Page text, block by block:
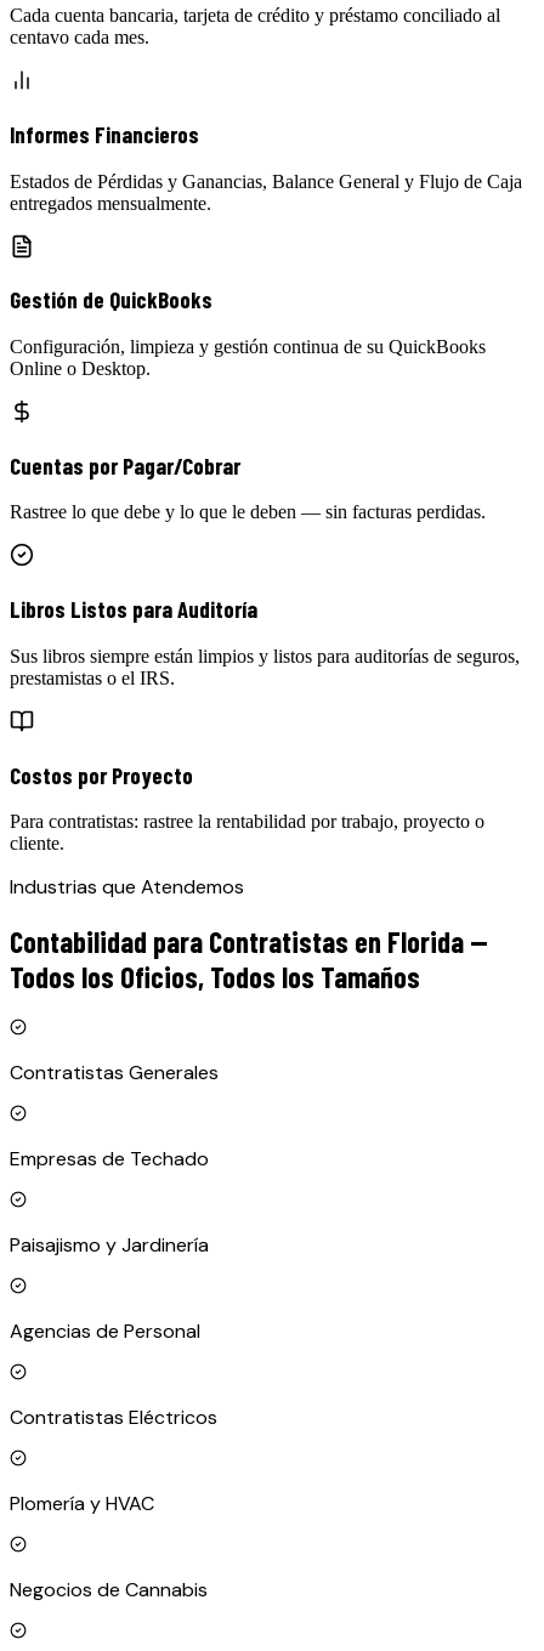
Cada cuenta bancaria, tarjeta de crédito y préstamo conciliado al
centavo cada mes.
Informes Financieros
Estados de Pérdidas y Ganancias, Balance General y Flujo de Caja
entregados mensualmente.
Gestión de QuickBooks
Configuración, limpieza y gestión continua de su QuickBooks
Online o Desktop.
Cuentas por Pagar/Cobrar
Rastree lo que debe y lo que le deben — sin facturas perdidas.
Libros Listos para Auditoría
Sus libros siempre están limpios y listos para auditorías de seguros,
prestamistas o el IRS.
Costos por Proyecto
Para contratistas: rastree la rentabilidad por trabajo, proyecto o
cliente.
Industrias que Atendemos
Contabilidad para Contratistas en Florida —
Todos los Oficios, Todos los Tamaños
Contratistas Generales
Empresas de Techado
Paisajismo y Jardinería
Agencias de Personal
Contratistas Eléctricos
Plomería y HVAC
Negocios de Cannabis